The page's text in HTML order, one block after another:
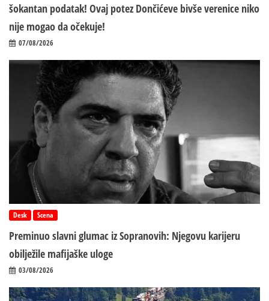
šokantan podatak! Ovaj potez Dončićeve bivše verenice niko
nije mogao da očekuje!
07/08/2026
Desk Scena
Preminuo slavni glumac iz Sopranovih: Njegovu karijeru
obilježile mafijaške uloge
03/08/2026